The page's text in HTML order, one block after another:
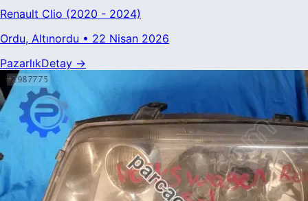
Renault Clio (2020 - 2024)
Ordu, Altınordu • 22 Nisan 2026
PazarlıkDetay →